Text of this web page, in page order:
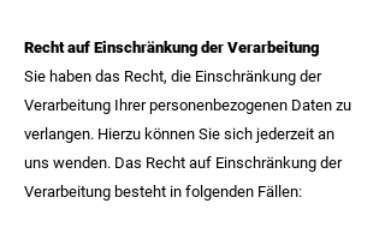
Recht auf Einschränkung der Verarbeitung
Sie haben das Recht, die Einschränkung der
Verarbeitung Ihrer personenbezogenen Daten zu
verlangen. Hierzu können Sie sich jederzeit an
uns wenden. Das Recht auf Einschränkung der
Verarbeitung besteht in folgenden Fällen: